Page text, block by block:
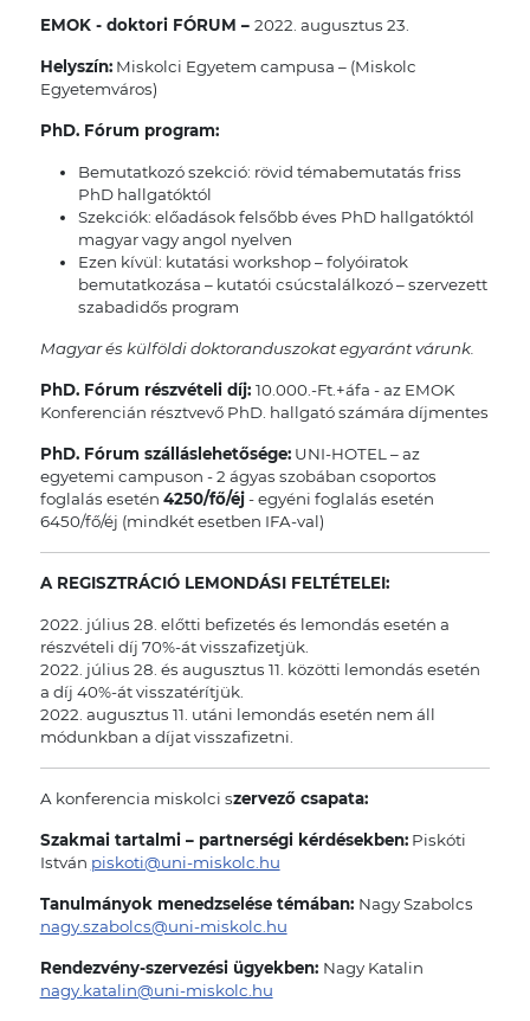
EMOK - doktori FÓRUM – 2022. augusztus 23.
Helyszín:Miskolci Egyetem campusa – (Miskolc
Egyetemváros)
PhD. Fórum program:
Bemutatkozó szekció: rövid témabemutatás friss
PhD hallgatóktól
Szekciók: előadások felsőbb éves PhD hallgatóktól
magyar vagy angol nyelven
Ezen kívül: kutatási workshop – folyóiratok
bemutatkozása – kutatói csúcstalálkozó – szervezett
szabadidős program
Magyar és külföldi doktoranduszokat egyaránt várunk.
PhD. Fórum részvételi díj: 10.000.-Ft.+áfa - az EMOK
Konferencián résztvevő PhD. hallgató számára díjmentes
PhD. Fórum szálláslehetősége:UNI-HOTEL – az
egyetemi campuson - 2 ágyas szobában csoportos
foglalás esetén 4250/fő/éj- egyéni foglalás esetén
6450/fő/éj (mindkét esetben IFA-val)
A REGISZTRÁCIÓ LEMONDÁSI FELTÉTELEI:
2022. július 28. előtti befizetés és lemondás esetén a
részvételi díj 70%-át visszafizetjük.
2022. július 28. és augusztus 11. közötti lemondás esetén
a díj 40%-át visszatérítjük.
2022. augusztus 11. utáni lemondás esetén nem áll
módunkban a díjat visszafizetni.
A konferencia miskolci szervező csapata:
Szakmai tartalmi – partnerségi kérdésekben:Piskóti
István piskoti@uni-miskolc.hu
Tanulmányok menedzselése témában: Nagy Szabolcs
nagy.szabolcs@uni-miskolc.hu
Rendezvény-szervezési ügyekben: Nagy Katalin
nagy.katalin@uni-miskolc.hu